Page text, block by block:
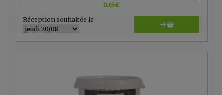
0.65€
Réception souhaitée le